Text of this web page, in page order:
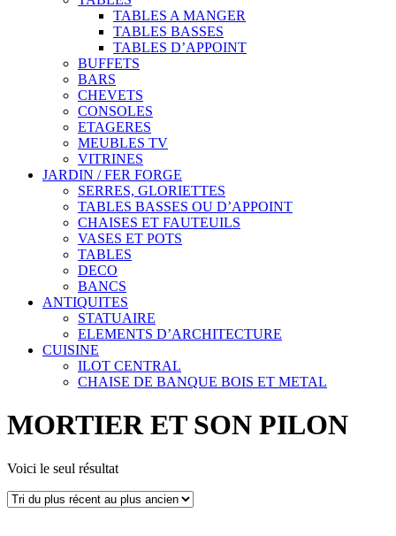
TABLES A MANGER
TABLES BASSES
TABLES D’APPOINT
BUFFETS
BARS
CHEVETS
CONSOLES
ETAGERES
MEUBLES TV
VITRINES
JARDIN / FER FORGE
SERRES, GLORIETTES
TABLES BASSES OU D’APPOINT
CHAISES ET FAUTEUILS
VASES ET POTS
TABLES
DECO
BANCS
ANTIQUITES
STATUAIRE
ELEMENTS D’ARCHITECTURE
CUISINE
ILOT CENTRAL
CHAISE DE BANQUE BOIS ET METAL
MORTIER ET SON PILON
Voici le seul résultat